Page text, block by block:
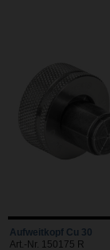
Aufweitkopf Cu 30
Art.-Nr. 150175 R